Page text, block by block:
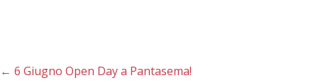
← 6 Giugno Open Day a Pantasema!